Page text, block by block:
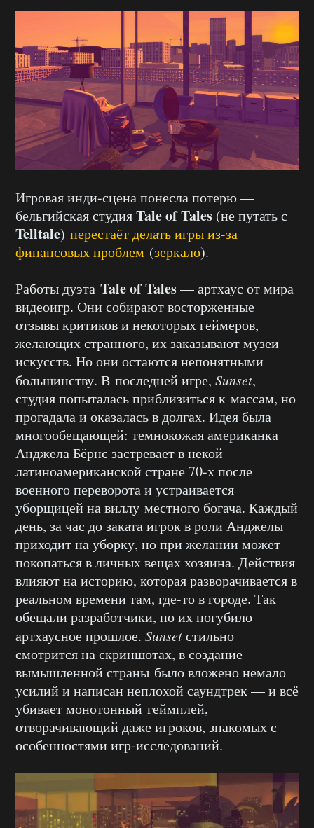
Игровая инди-сцена понесла потерю —
бельгийская студияTale of Tales (не путать с
Telltale) перестаёт делать игры из-за
финансовых проблем (зеркало).
Работы дуэта Tale of Tales— артхаус от мира
видеоигр. Они собирают восторженные
отзывы критиков и некоторых геймеров,
желающих странного, их заказывают музеи
искусств. Но они остаются непонятными
большинству. В последней игре, Sunset,
студия попыталась приблизиться к массам, но
прогадала и оказалась в долгах. Идея была
многообещающей: темнокожая американка
Анджела Бёрнс застревает в некой
латиноамериканской стране 70-х после
военного переворота и устраивается
уборщицей на виллу местного богача. Каждый
день, за час до заката игрок в роли Анджелы
приходит на уборку, но при желании может
покопаться в личных вещах хозяина. Действия
влияют на историю, которая разворачивается в
реальном времени там, где-то в городе. Так
обещали разработчики, но их погубило
артхаусное прошлое. Sunsetстильно
смотрится на скриншотах, в создание
вымышленной страны было вложено немало
усилий и написан неплохой саундтрек — и всё
убивает монотонный геймплей,
отворачивающий даже игроков, знакомых с
особенностями игр-исследований.